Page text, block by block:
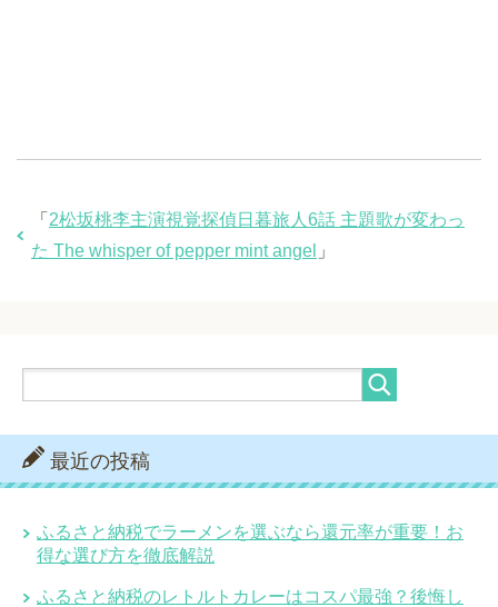
「 2松坂桃李主演視覚探偵日暮旅人6話 主題歌が変わっ
た The whisper of pepper mint angel 」
最近の投稿
ふるさと納税でラーメンを選ぶなら還元率が重要！お
得な選び方を徹底解説
ふるさと納税のレトルトカレーはコスパ最強？後悔し